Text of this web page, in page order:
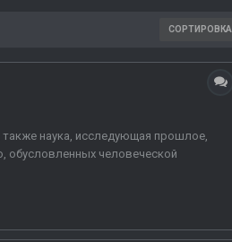
СОРТИРОВКА
наука, исследующая прошлое,
обусловленных человеческой